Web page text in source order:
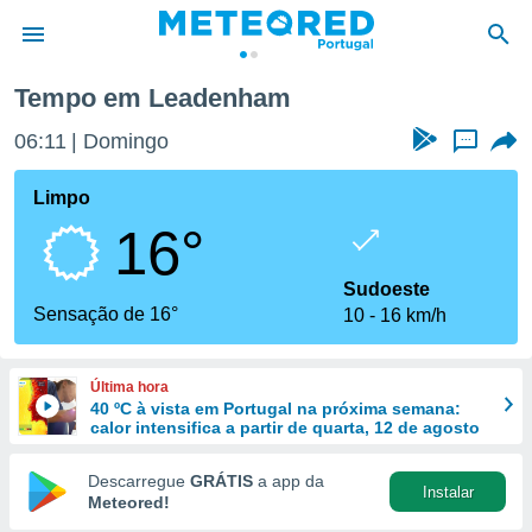
da
foi
fornecidas
a este
das
e
forma
digital
Tempo em Leadenham
06:11 Domingo ...
Limpo
16°
Sensação de 16°
Sudoeste
10
16 km/h
Última hora
40 ºC à vista em Portugal na próxima semana:
calor intensifica a partir de quarta, 12 de agosto
Descarregue GRÁTIS a app da
Meteored!
Instalar